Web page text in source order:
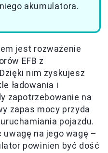
akumulatora.
jest rozważenie
EFB z
nim zyskujesz
ładowania i
zapotrzebowanie na
zapas mocy przyda
pojazdu.
na jego wagę –
powinien być dość